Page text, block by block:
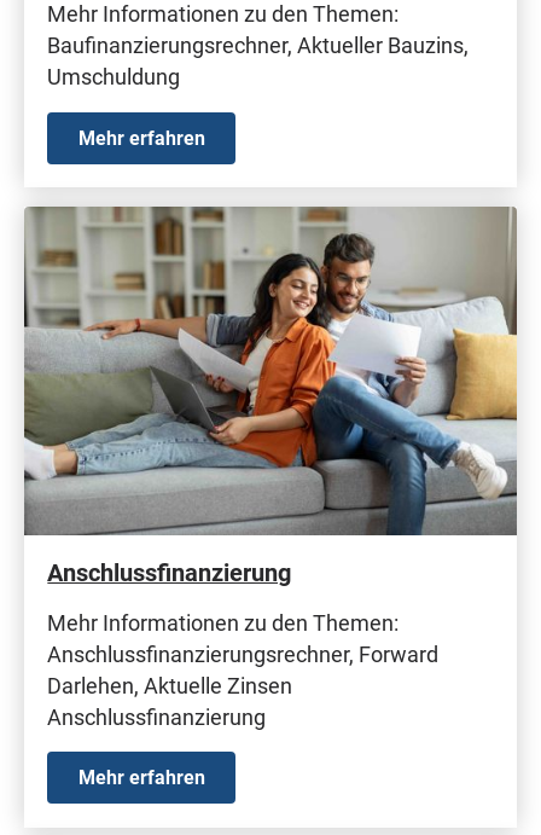
Mehr Informationen zu den Themen:
Baufinanzierungsrechner, Aktueller Bauzins,
Umschuldung
Mehr erfahren
Anschlussfinanzierung
Mehr Informationen zu den Themen:
Anschlussfinanzierungsrechner, Forward
Darlehen, Aktuelle Zinsen
Anschlussfinanzierung
Mehr erfahren